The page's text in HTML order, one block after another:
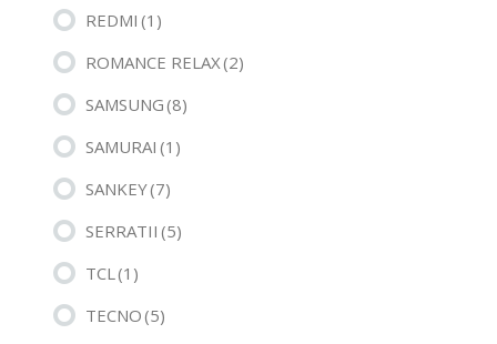
REDMI (1)
ROMANCE RELAX(2)
SAMSUNG(8)
SAMURAI (1)
SANKEY(7)
SERRATII (5)
TCL (1)
TECNO(5)